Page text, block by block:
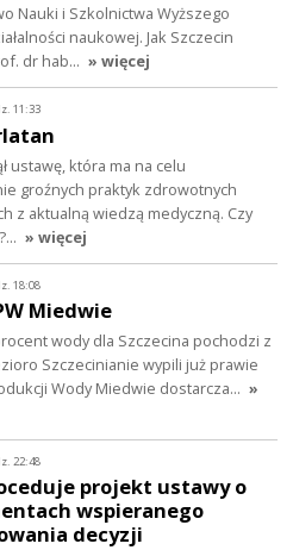
Nauki i Szkolnictwa Wyższego
naukowej. Jak Szczecin
dr hab… » więcej
11:33
ustawę, która ma na celu
groźnych praktyk zdrowotnych
z aktualną wiedzą medyczną. Czy
» więcej
18:08
Miedwie
wody dla Szczecina pochodzi z
Szczecinianie wypili już prawie
Wody Miedwie dostarcza… »
22:48
projekt ustawy o
wspieranego
decyzji